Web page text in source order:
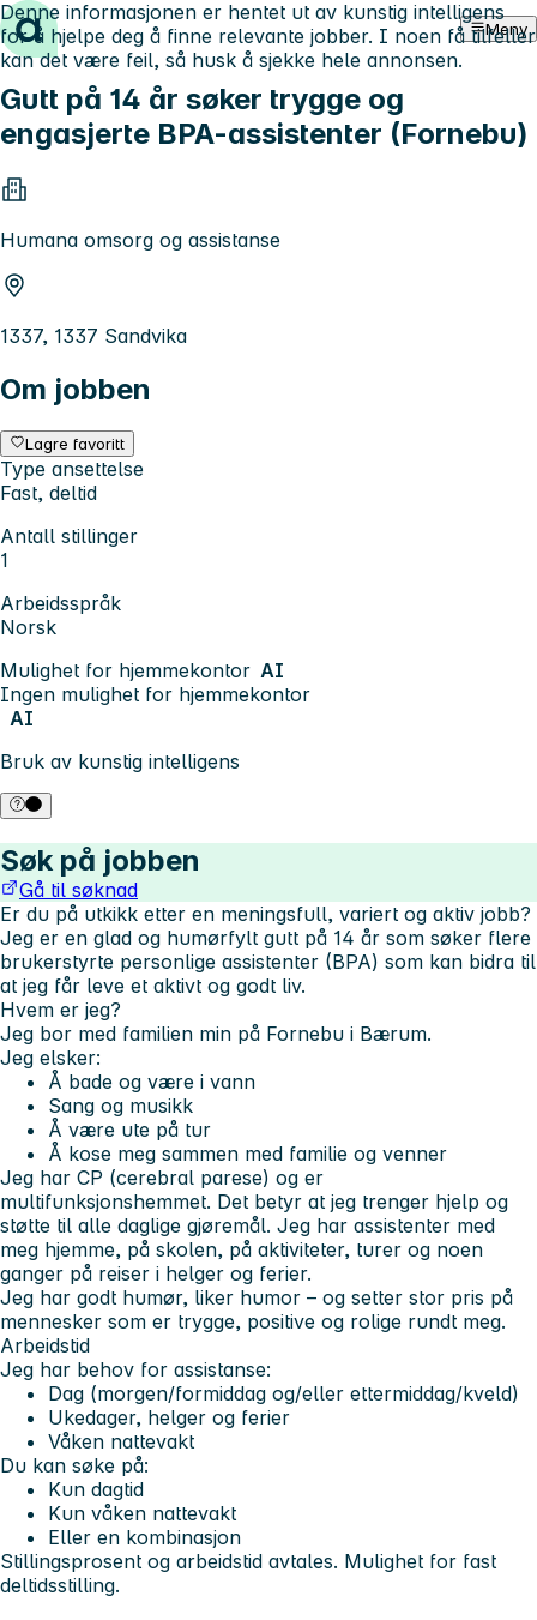
Hopp til innhold Meny
Gutt på 14 år søker trygge og
engasjerte BPA-assistenter (Fornebu)
Humana omsorg og assistanse
1337, 1337 Sandvika
Om jobben
Lagre favoritt
Type ansettelse
Fast, deltid
Antall stillinger
1
Arbeidsspråk
Norsk
Mulighet for hjemmekontor AI
Ingen mulighet for hjemmekontor
AI
Bruk av kunstig intelligens
Denne informasjonen er hentet ut av kunstig intelligens
for å hjelpe deg å finne relevante jobber. I noen få tilfeller
kan det være feil, så husk å sjekke hele annonsen.
Søk på jobben
Gå til søknad
Er du på utkikk etter en meningsfull, variert og aktiv jobb?
Jeg er en glad og humørfylt gutt på 14 år som søker flere
brukerstyrte personlige assistenter (BPA) som kan bidra til
at jeg får leve et aktivt og godt liv.
Hvem er jeg?
Jeg bor med familien min på Fornebu i Bærum.
Jeg elsker:
Å bade og være i vann
Sang og musikk
Å være ute på tur
Å kose meg sammen med familie og venner
Jeg har CP (cerebral parese) og er
multifunksjonshemmet. Det betyr at jeg trenger hjelp og
støtte til alle daglige gjøremål. Jeg har assistenter med
meg hjemme, på skolen, på aktiviteter, turer og noen
ganger på reiser i helger og ferier.
Jeg har godt humør, liker humor – og setter stor pris på
mennesker som er trygge, positive og rolige rundt meg.
Arbeidstid
Jeg har behov for assistanse:
Dag (morgen/formiddag og/eller ettermiddag/kveld)
Ukedager, helger og ferier
Våken nattevakt
Du kan søke på:
Kun dagtid
Kun våken nattevakt
Eller en kombinasjon
Stillingsprosent og arbeidstid avtales. Mulighet for fast
deltidsstilling.